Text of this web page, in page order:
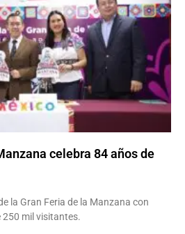
celebra 84 años de
la Gran Feria de la Manzana con
mil visitantes.